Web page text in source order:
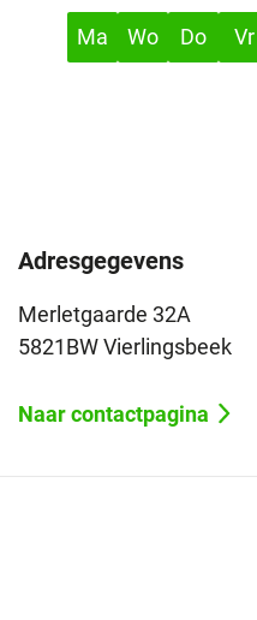
Ma
Wo Do Vr
Adresgegevens
Merletgaarde 32A
5821BW Vierlingsbeek
Naar contactpagina